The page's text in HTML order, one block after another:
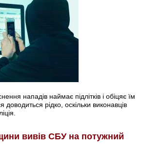
нападів наймає підлітків і обіцяє їм
доводиться рідко, оскільки виконавців
вивів СБУ на потужний